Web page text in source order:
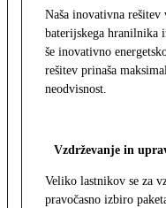
Naša inovativna rešitev
baterijskega hranilnika
še inovativno
rešitev prinaša
neodvisnost.
Vzdrževanje in
Veliko lastnikov se za
pravočasno izbiro